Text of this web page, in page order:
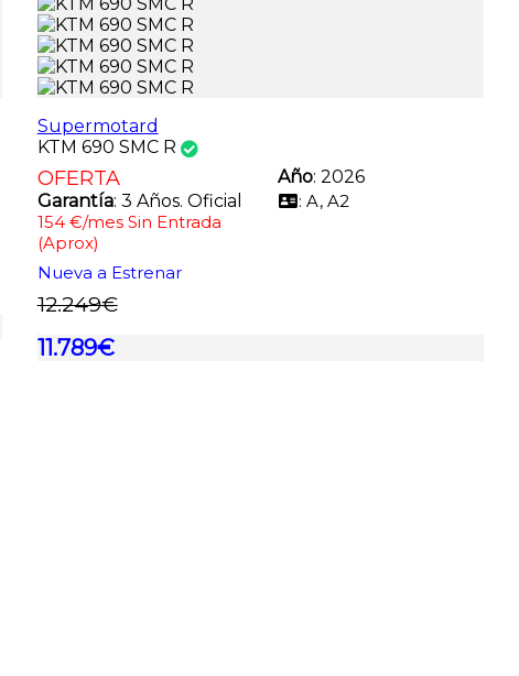
Supermotard
KTM 690 SMC R
OFERTA Año: 2026
Garantía: 3 Años. Oficial
: A, A2
154 €/mes Sin Entrada
(Aprox)
Nueva a Estrenar
12.249€
11.789€